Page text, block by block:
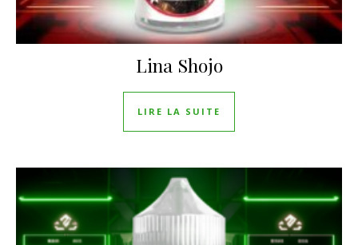
Lina Shojo
LIRE LA SUITE